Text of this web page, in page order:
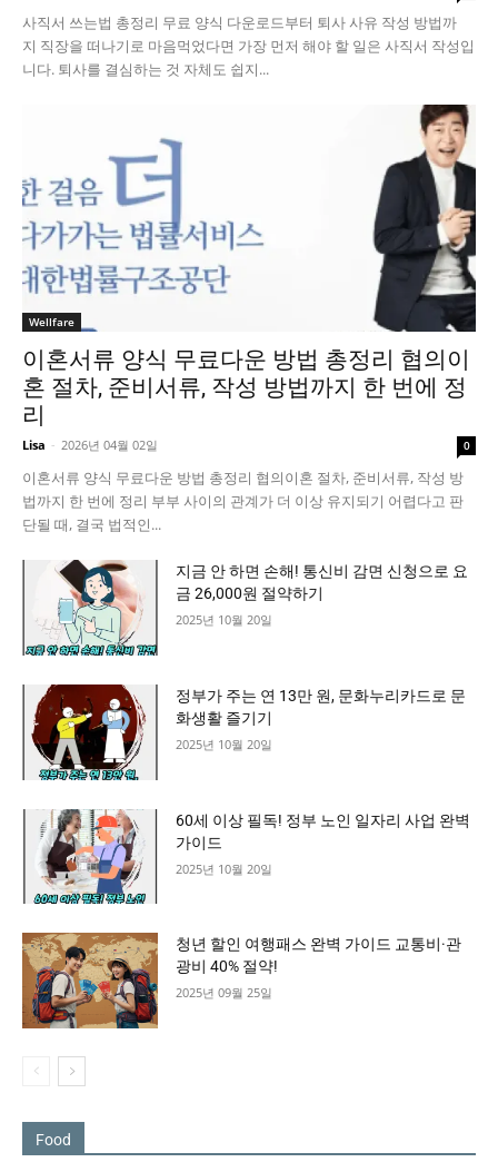
사직서 쓰는법 총정리 무료 양식 다운로드부터 퇴사 사유 작성 방법까
지 직장을 떠나기로 마음먹었다면 가장 먼저 해야 할 일은 사직서 작성입
니다. 퇴사를 결심하는 것 자체도 쉽지...
Wellfare
이혼서류 양식 무료다운 방법 총정리 협의이
혼 절차, 준비서류, 작성 방법까지 한 번에 정
리
Lisa - 2026년 04월 02일 0
이혼서류 양식 무료다운 방법 총정리 협의이혼 절차, 준비서류, 작성 방
법까지 한 번에 정리 부부 사이의 관계가 더 이상 유지되기 어렵다고 판
단될 때, 결국 법적인...
지금 안 하면 손해! 통신비 감면 신청으로 요
금 26,000원 절약하기
2025년 10월 20일
정부가 주는 연 13만 원, 문화누리카드로 문
화생활 즐기기
2025년 10월 20일
60세 이상 필독! 정부 노인 일자리 사업 완벽
가이드
2025년 10월 20일
청년 할인 여행패스 완벽 가이드 교통비·관
광비 40% 절약!
2025년 09월 25일
Food